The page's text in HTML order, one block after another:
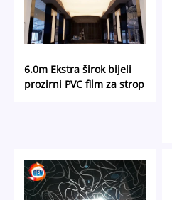
6.0m Ekstra širok bijeli
prozirni PVC film za strop